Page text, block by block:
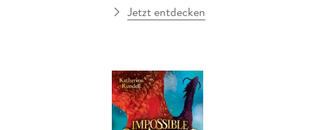
Jetzt entdecken